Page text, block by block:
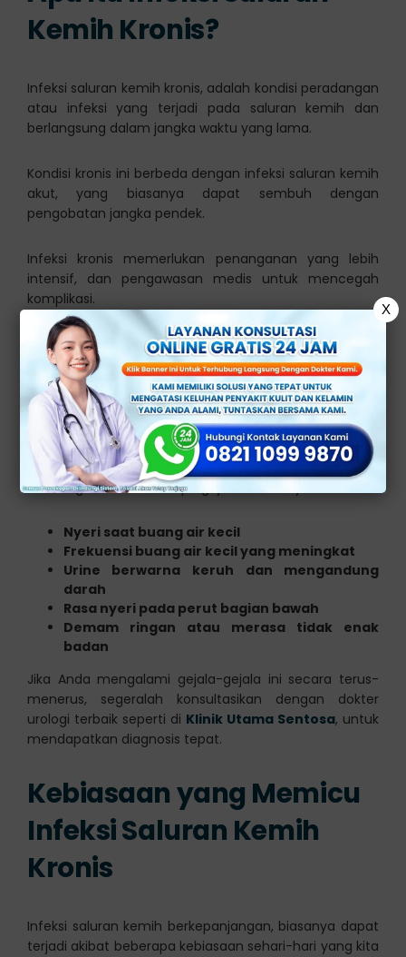
Kemih Kronis?
Infeksi saluran kemih kronis, adalah kondisi peradangan
atau infeksi yang terjadi pada saluran kemih dan
berlangsung dalam jangka waktu yang lama.
Kondisi kronis ini berbeda dengan infeksi saluran kemih
akut, yang biasanya dapat sembuh dengan
pengobatan jangka pendek.
Infeksi kronis memerlukan penanganan yang lebih
intensif, dan pengawasan medis untuk mencegah
komplikasi.
Gejala yang Perlu
Diwaspadai
Gejala infeksi saluran kemihkronis, sering kali mirip
dengan infeksi akut, tetapi lebih persisten dan
berulang. Berikut beberapa gejala umumnya:
Nyeri saat buang air kecil
Frekuensi buang air kecil yang meningkat
Urine berwarna keruh dan mengandung
darah
Rasa nyeri pada perut bagian bawah
Demam ringan atau merasa tidak enak
badan
Jika Anda mengalami gejala-gejala ini secara terus-
menerus, segeralah konsultasikan dengan dokter
urologi terbaik seperti di Klinik Utama Sentosa, untuk
mendapatkan diagnosis tepat.
Kebiasaan yang Memicu
Infeksi Saluran Kemih
Kronis
Infeksi saluran kemih berkepanjangan, biasanya dapat
terjadi akibat beberapa kebiasaan sehari-hari yang kita
X